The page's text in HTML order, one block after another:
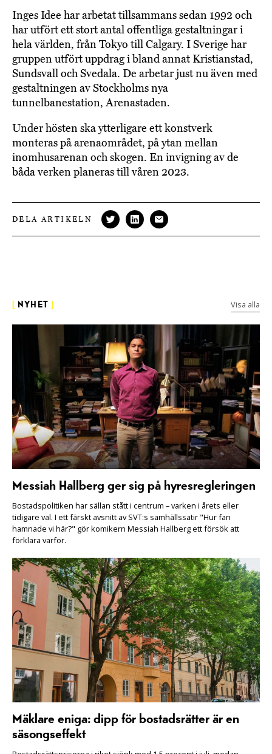
Inges Idee har arbetat tillsammans sedan 1992 och
har utfört ett stort antal offentliga gestaltningar i
hela världen, från Tokyo till Calgary. I Sverige har
gruppen utfört uppdrag i bland annat Kristianstad,
Sundsvall och Svedala. De arbetar just nu även med
gestaltningen av Stockholms nya
tunnelbanestation, Arenastaden.
Under hösten ska ytterligare ett konstverk
monteras på arenaområdet, på ytan mellan
inomhusarenan och skogen. En invigning av de
båda verken planeras till våren 2023.
DELA ARTIKELN
NYHET Visa alla
Messiah Hallberg ger sig på hyresregleringen
Bostadspolitiken har sällan stått i centrum – varken i årets eller
tidigare val. I ett färskt avsnitt av SVT:s samhällssatir "Hur fan
hamnade vi här?" gör komikern Messiah Hallberg ett försök att
förklara varför.
Mäklare eniga: dipp för bostadsrätter är en
säsongseffekt